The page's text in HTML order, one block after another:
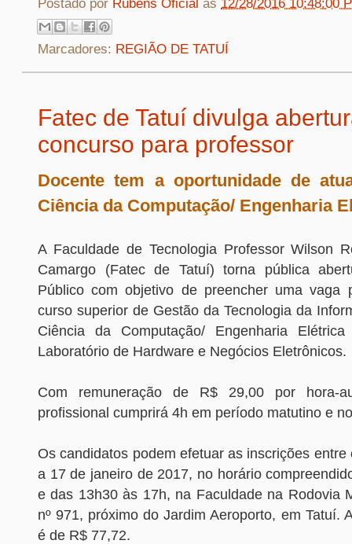
Postado por Rubens Oficial às 12/28/2016 10:48:00
Marcadores: REGIÃO DE TATUÍ
Fatec de Tatuí divulga
concurso para professor
Docente tem a oportunidade de
Ciência da Computação/ Engenharia
A Faculdade de Tecnologia Professor Wilson
Camargo (Fatec de Tatuí) torna pública
Público com objetivo de preencher uma vaga
curso superior de Gestão da Tecnologia da
Ciência da Computação/ Engenharia
Laboratório de Hardware e Negócios Eletrônicos.
Com remuneração de R$ 29,00 por hora-
profissional cumprirá 4h em período matutino e
Os candidatos podem efetuar as inscrições
a 17 de janeiro de 2017, no horário
e das 13h30 às 17h, na Faculdade na Rodovia
nº 971, próximo do Jardim Aeroporto, em Tatuí.
é de R$ 77,72.